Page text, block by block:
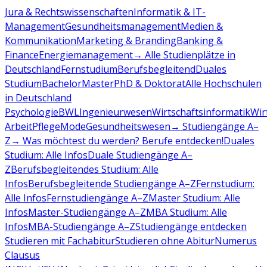
Jura & RechtswissenschaftenInformatik & IT-
ManagementGesundheitsmanagementMedien &
KommunikationMarketing & BrandingBanking &
FinanceEnergiemanagement→ Alle Studienplätze in
DeutschlandFernstudiumBerufsbegleitendDuales
StudiumBachelorMasterPhD & DoktoratAlle Hochschulen
in Deutschland
PsychologieBWLIngenieurwesenWirtschaftsinformatik
ArbeitPflegeModeGesundheitswesen→ Studiengänge A–
Z→ Was möchtest du werden? Berufe entdecken!Duales
Studium: Alle InfosDuale Studiengänge A–
ZBerufsbegleitendes Studium: Alle
InfosBerufsbegleitende Studiengänge A–ZFernstudium:
Alle InfosFernstudiengänge A–ZMaster Studium: Alle
InfosMaster-Studiengänge A–ZMBA Studium: Alle
InfosMBA-Studiengänge A–ZStudiengänge entdecken
Studieren mit FachabiturStudieren ohne AbiturNumerus
Clausus